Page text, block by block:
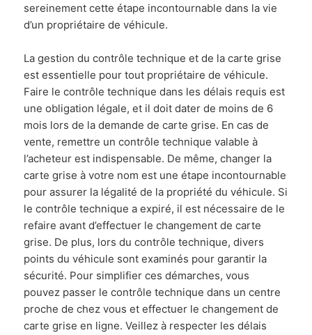
sereinement cette étape incontournable dans la vie
d’un propriétaire de véhicule.
La gestion du contrôle technique et de la carte grise
est essentielle pour tout propriétaire de véhicule.
Faire le contrôle technique dans les délais requis est
une obligation légale, et il doit dater de moins de 6
mois lors de la demande de carte grise. En cas de
vente, remettre un contrôle technique valable à
l’acheteur est indispensable. De même, changer la
carte grise à votre nom est une étape incontournable
pour assurer la légalité de la propriété du véhicule. Si
le contrôle technique a expiré, il est nécessaire de le
refaire avant d’effectuer le changement de carte
grise. De plus, lors du contrôle technique, divers
points du véhicule sont examinés pour garantir la
sécurité. Pour simplifier ces démarches, vous
pouvez passer le contrôle technique dans un centre
proche de chez vous et effectuer le changement de
carte grise en ligne. Veillez à respecter les délais